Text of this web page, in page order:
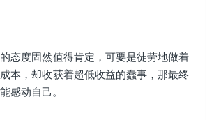
态度固然值得肯定，可要是徒劳地做着
本，却收获着超低收益的蠢事，那最终
感动自己。